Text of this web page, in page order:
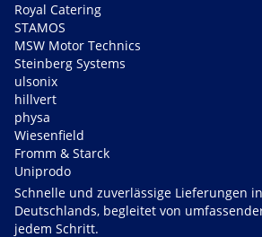
Royal Catering
STAMOS
MSW Motor Technics
Steinberg Systems
ulsonix
hillvert
physa
Wiesenfield
Fromm & Starck
Uniprodo
Schnelle und zuverlässige Lieferungen
Deutschlands, begleitet von
jedem Schritt.